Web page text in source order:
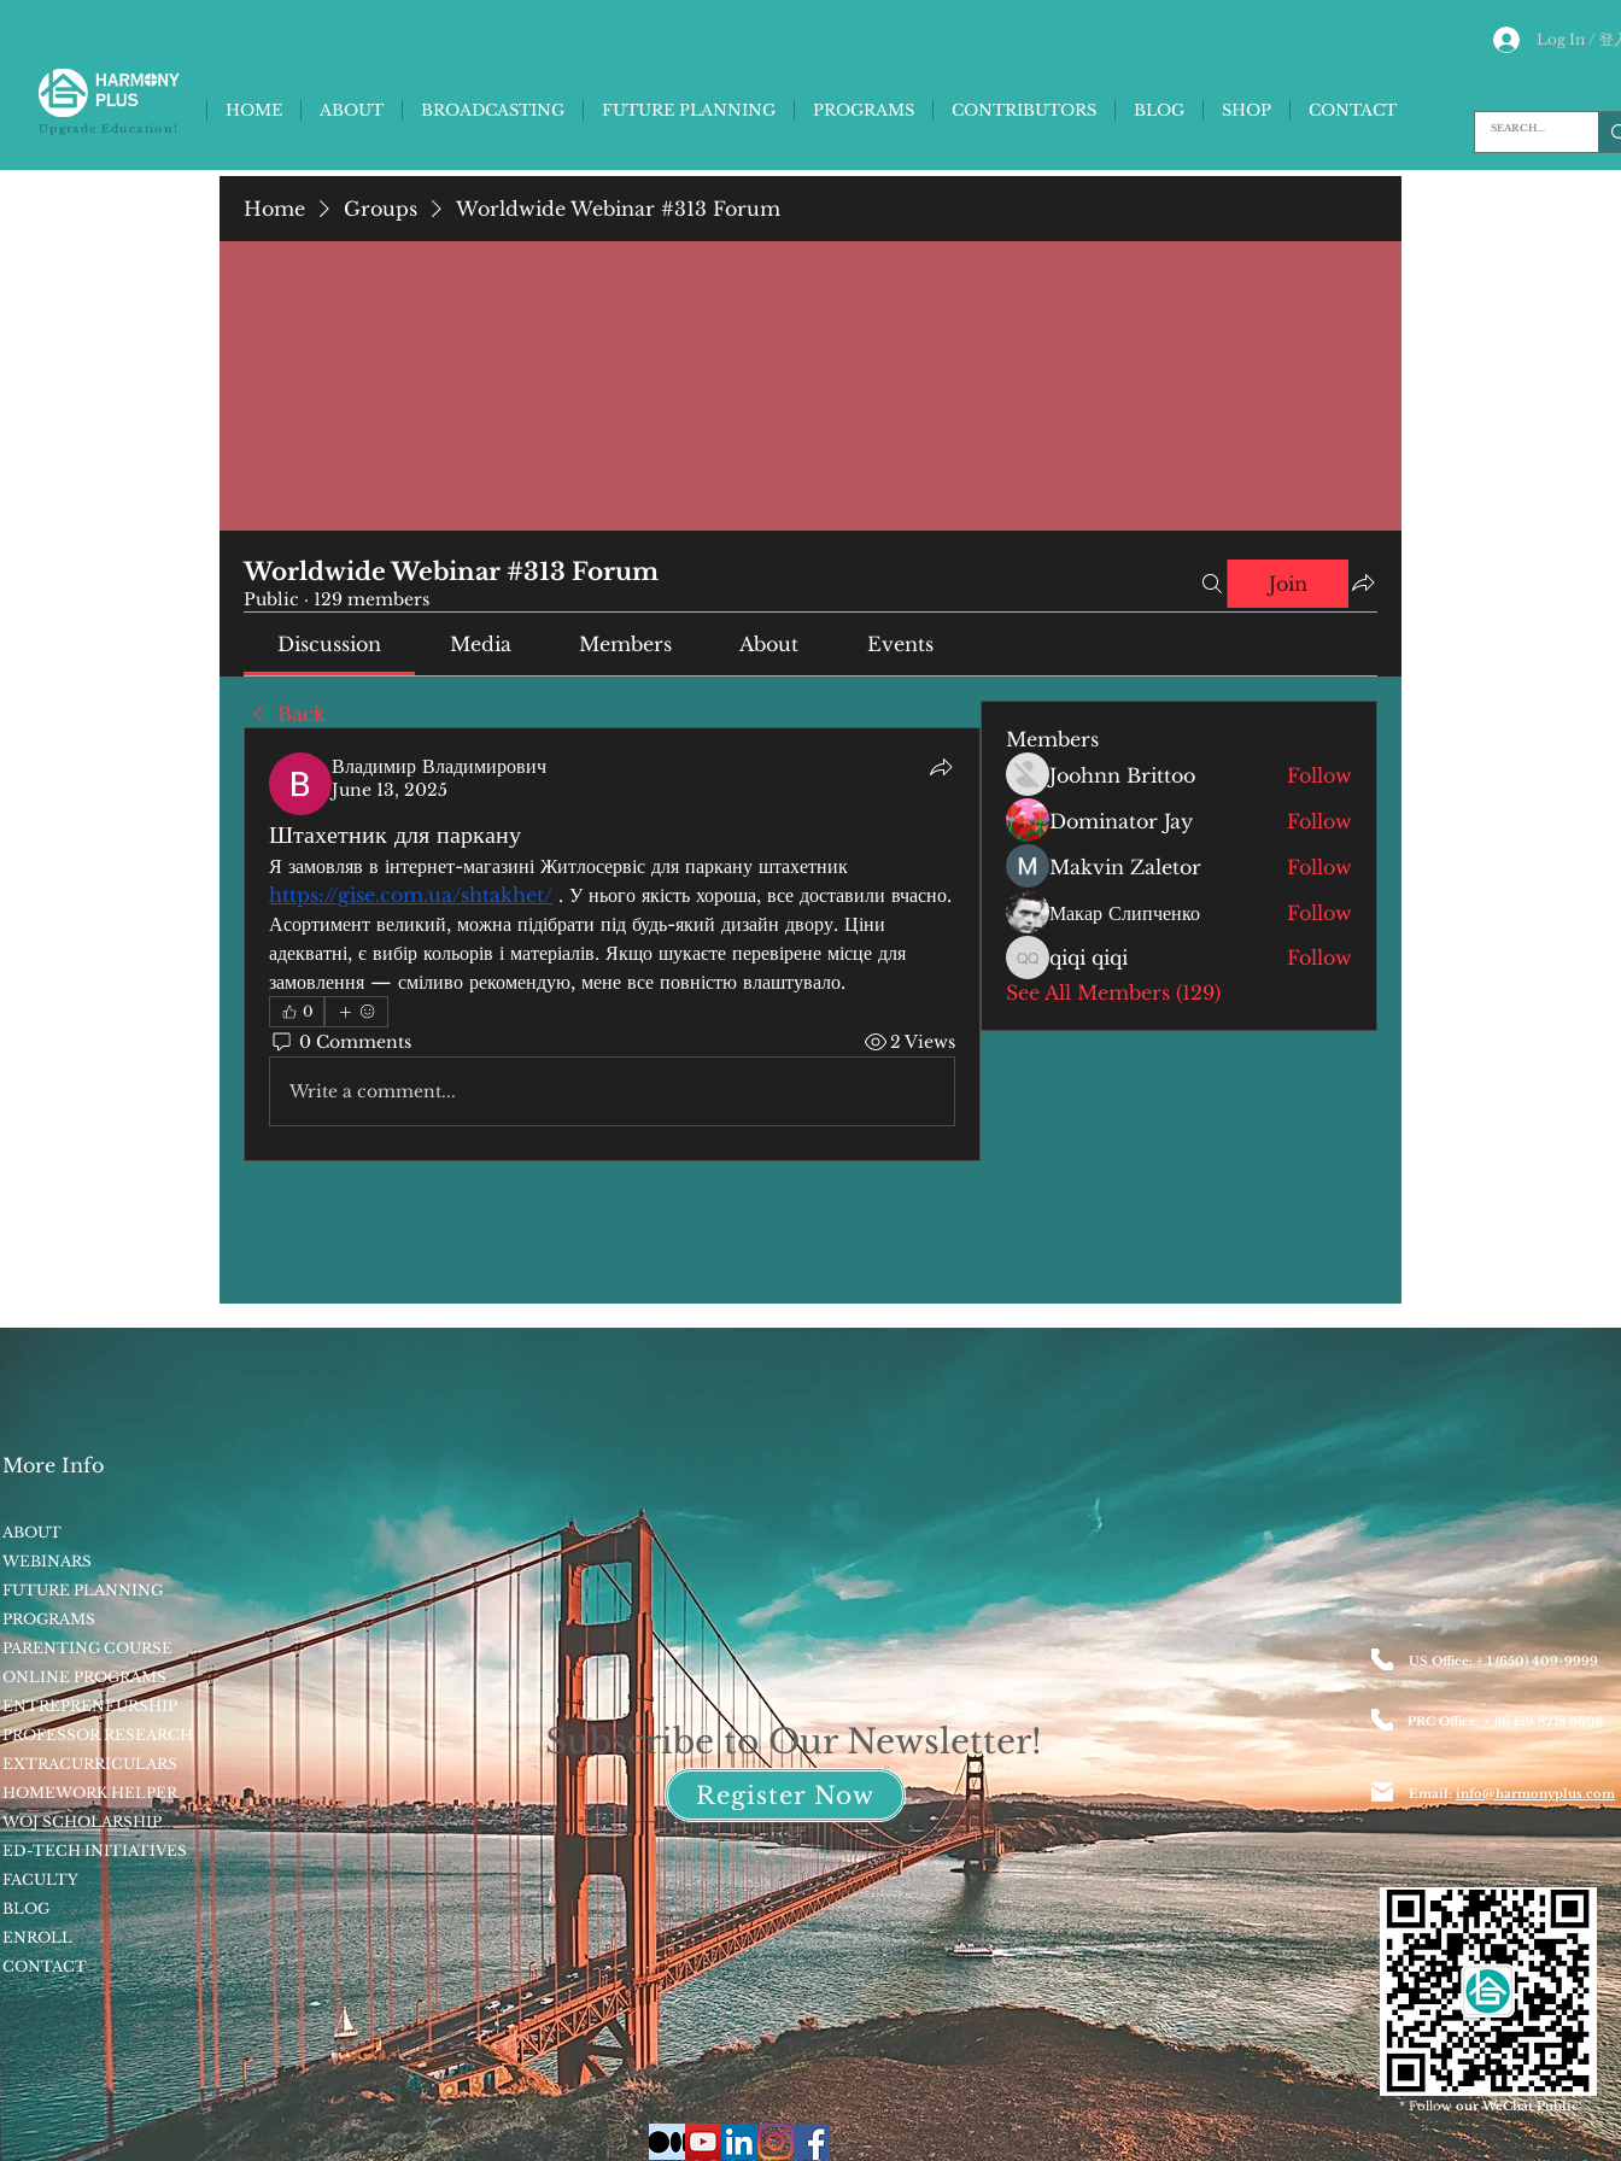
Log In / 登
HOME ABOUT BROADCASTING FUTURE PLANNING PROGRAMS CONTRIBUTORS BLOG SHOP CONTACT
Upgrade Education!
Home Groups Worldwide Webinar #313 Forum
Worldwide Webinar #313 Forum
Public · 129 members
Join
Discussion Media Members About Events
Back
Владимир Владимирович
June 13, 2025
Штахетник для паркану
https://gise.com.ua/shtakhet/ . У нього якість хороша, все доставили вчасно.
Асортимент великий, можна підібрати під будь-який дизайн двору. Ціни
адекватні, є вибір кольорів і матеріалів. Якщо шукаєте перевірене місце для
замовлення — сміливо рекомендую, мене все повністю влаштувало.
0
0 Comments 2 Views
Write a comment...
Members
Joohnn Brittoo
Follow
Dominator Jay
Follow
Makvin Zaletor
Follow
Макар Слипченко
Follow
qiqi qiqi
qiqi qiqi
Follow
See All Members (129)
More Info
ABOUT
WEBINARS
FUTURE PLANNING
PROGRAMS
PARENTING COURSE
ONLINE PROGRAMS
ENTREPRENEURSHIP
PROFESSOR RESEARCH
EXTRACURRICULARS
HOMEWORK HELPER
WOJ SCHOLARSHIP
ED-TECH INITIATIVES
FACULTY
BLOG
ENROLL
CONTACT
Subscribe to Our Newsletter!
Register Now
US Office: + 1 (650) 409-9999
PRC Office: + 86 159 8218 6608
Email:info@harmonyplus.com
* Followour WeChat Public